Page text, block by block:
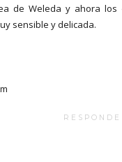
de Weleda y ahora los
sensible y delicada.